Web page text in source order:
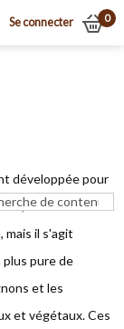
Se connecter 0
développée pour
l'efficacité et la
mais il s'agit
plus pure de
et les
et végétaux. Ces